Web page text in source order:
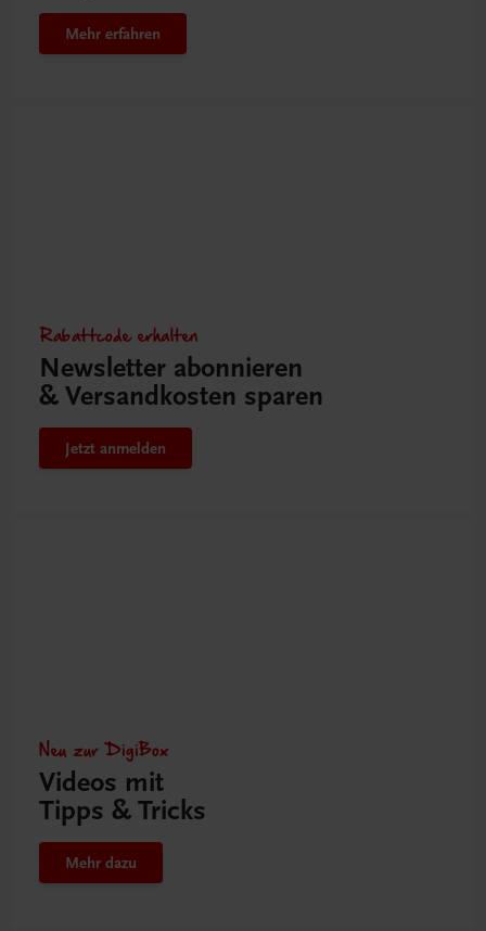
Mehr erfahren
Rabattcode erhalten
Newsletter abonnieren
& Versandkosten sparen
Jetzt anmelden
Neu zur DigiBox
Videos mit
Tipps & Tricks
Mehr dazu